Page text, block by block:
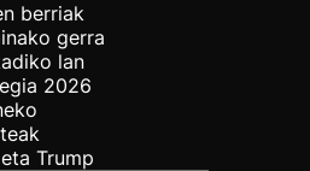
berriak
gerra
lan
2026
Trump